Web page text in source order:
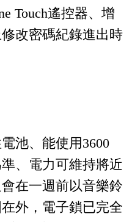
Touch遙控器、增
改密碼紀錄進出時
池、能使用3600
、電力可維持將近
在一週前以音樂鈴
外，電子鎖已完全